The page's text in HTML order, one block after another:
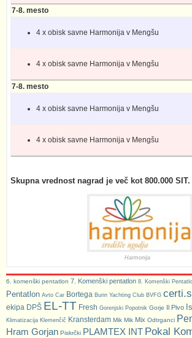
7-8. mesto
4 x obisk savne Harmonija v Mengšu
4 x obisk savne Harmonija v Mengšu
7-8. mesto
4 x obisk savne Harmonija v Mengšu
4 x obisk savne Harmonija v Mengšu
Skupna vrednost nagrad je več kot 800.000 SIT.
Harmonija
6. komenški pentatlon 7. Komenški pentatlon 8. Komenški
Pentatlon Avto Car Bortega Burin Yachting Club BVFG
ekipa DPŠ EL-TT Fresh Gorenjski Popotnik Gorje Il Pivo
Klimatizacija Klemenčič Kransterdam Mik Mik Mix Odtrganci
Hram Gorjan Piskrčki PLAMTEX INT Pokal